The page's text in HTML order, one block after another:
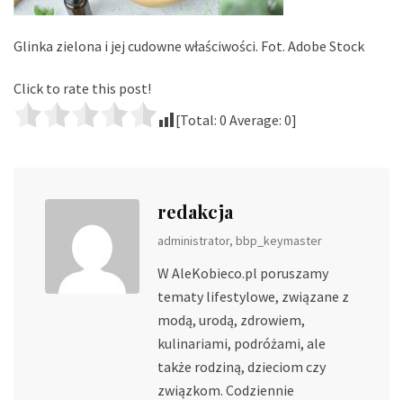
Glinka zielona i jej cudowne właściwości. Fot. Adobe Stock
Click to rate this post!
[Total: 0 Average: 0]
redakcja
administrator, bbp_keymaster
W AleKobieco.pl poruszamy
tematy lifestylowe, związane z
modą, urodą, zdrowiem,
kulinariami, podróżami, ale
także rodziną, dzieciom czy
związkom. Codziennie